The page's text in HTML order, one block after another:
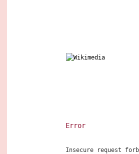
Error
Insecure request